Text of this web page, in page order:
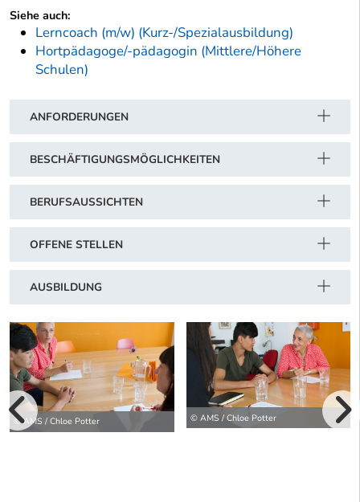
Siehe auch:
Lerncoach (m/w) (Kurz-/Spezialausbildung)
Hortpädagoge/-pädagogin (Mittlere/Höhere
Schulen)
ANFORDERUNGEN
BESCHÄFTIGUNGSMÖGLICHKEITEN
BERUFSAUSSICHTEN
OFFENE STELLEN
AUSBILDUNG
© AMS / Chloe Potter © AMS / Chloe Potter